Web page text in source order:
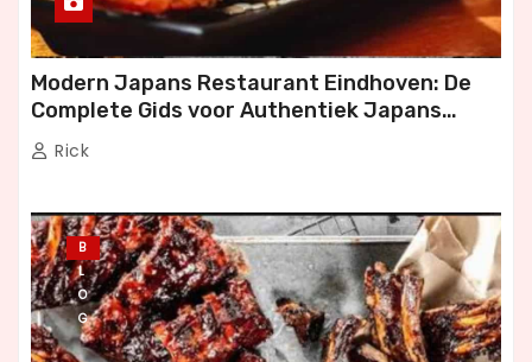
Modern Japans Restaurant Eindhoven: De
Complete Gids voor Authentiek Japans
Dineren
Rick
B
L
O
G